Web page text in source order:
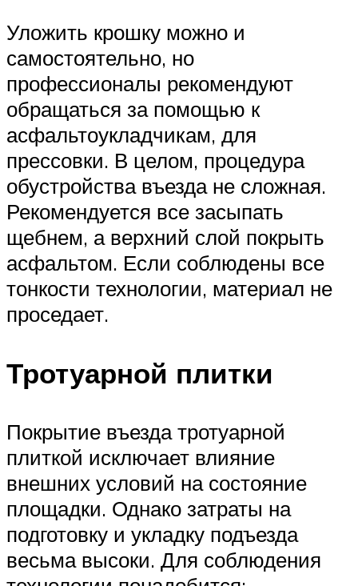
Уложить крошку можно и
самостоятельно, но
профессионалы рекомендуют
обращаться за помощью к
асфальтоукладчикам, для
прессовки. В целом, процедура
обустройства въезда не сложная.
Рекомендуется все засыпать
щебнем, а верхний слой покрыть
асфальтом. Если соблюдены все
тонкости технологии, материал не
проседает.
Тротуарной плитки
Покрытие въезда тротуарной
плиткой исключает влияние
внешних условий на состояние
площадки. Однако затраты на
подготовку и укладку подъезда
весьма высоки. Для соблюдения